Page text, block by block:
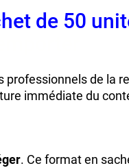
de 50
professionnels de la
immédiate du
. Ce format en